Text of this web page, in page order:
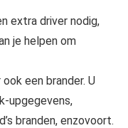
extra driver nodig,
je helpen om
een brander. U
upgegevens,
branden, enzovoort.